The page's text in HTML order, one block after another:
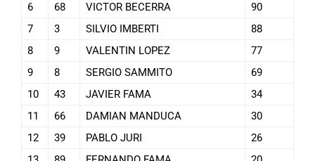
6
68 VICTOR BECERRA
90
7
3 SILVIO IMBERTI
88
8
9 VALENTIN LOPEZ
77
9
8 SERGIO SAMMITO
69
10
43 JAVIER FAMA
34
11
66 DAMIAN MANDUCA
30
12
39 PABLO JURI
26